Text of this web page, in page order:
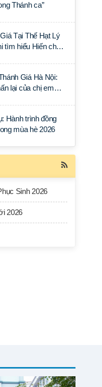
Thánh ca”
Tại Thế Hạt Lý
tìm hiểu Hiến chế
Giá Hà Nội:
lại của chị em
Hành trình đồng
mùa hè 2026
Sinh 2026
2026